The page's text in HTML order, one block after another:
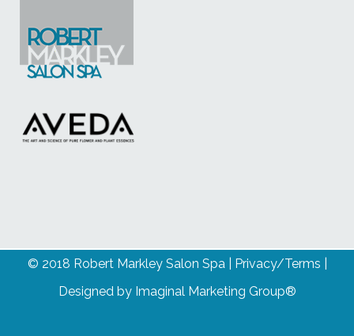
© 2018 Robert Markley Salon Spa | Privacy/Terms
Designed by Imaginal Marketing Group®